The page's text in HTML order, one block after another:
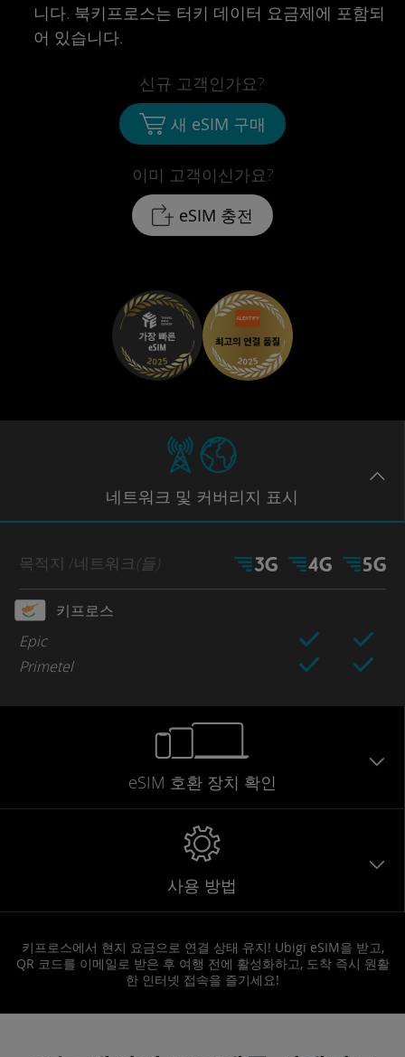
니다. 북키프로스는 터키 데이터 요금제에 포함되
어 있습니다.
이미 고객이신가요?
eSIM 충전
신규 고객인가요?
새 eSIM 구매
네트워크 및 커버리지 표시
목적지 /네트워크(들)
키프로스
Epic
Primetel
eSIM 호환 장치 확인
사용 방법
키프로스에서 현지 요금으로 연결 상태 유지! Ubigi eSIM을 받고,
QR 코드를 이메일로 받은 후 여행 전에 활성화하고, 도착 즉시 원활
한 인터넷 접속을 즐기세요!